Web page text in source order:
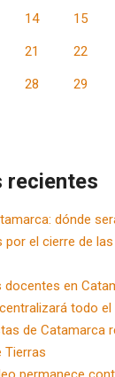
14 15
21 22
28 29
recientes
dónde
el cierre de
en
todo
de Catamarca
Tierras